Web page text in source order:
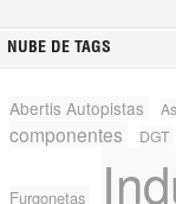
NUBE DE TAGS
Abertis Autopistas
componentes DGT
Furgonetas